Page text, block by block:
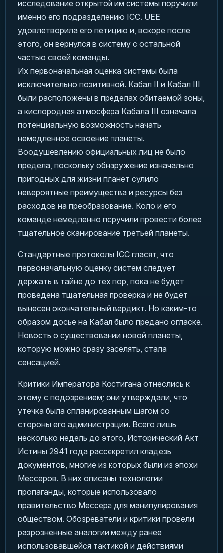
исследование открытой им системы поручили
именно его подразделению ICC. UEE
удовлетворила его петицию и, вскоре после
этого, он вернулся в систему с остальной
частью своей команды.
Их первоначальная оценка системы была
исключительно позитивной. Кабал II и Кабал III
были расположены в пределах обитаемой зоны,
а кислородная атмосфера Кабала III означала
потенциальную возможность начать
немедленное освоение планеты.
Воодушевлению официальных лиц не было
предела, поскольку обнаружение изначально
пригодных для жизни планет сулило
невероятные преимущества и ресурсы без
расходов на преобразование. Коло и его
команде немедленно поручили провести более
тщательное сканирование третьей планеты.
Стандартные протоколы ICC гласят, что
первоначальную оценку систем следует
держать в тайне до тех пор, пока не будет
проведена тщательная проверка и не будет
вынесен окончательный вердикт. Но каким-то
образом досье на Кабал было предано огласке.
Новость о существовании новой планеты,
которую можно сразу заселять, стала
сенсацией.
Критики Императора Костигана отнеслись к
этому с подозрением; они утверждали, что
утечка была спланированным шагом со
стороны его администрации. Всего лишь
несколько недель до этого, Исторический Акт
Истины 2941 года рассекретил кладезь
документов, многие из которых были из эпохи
Мессеров. В них описаны технологии
пропаганды, которые использовало
правительство Мессера для манипулирования
обществом. Обозреватели и критики провели
разрозненные аналогии между ранее
использовавшейся тактикой и действиями